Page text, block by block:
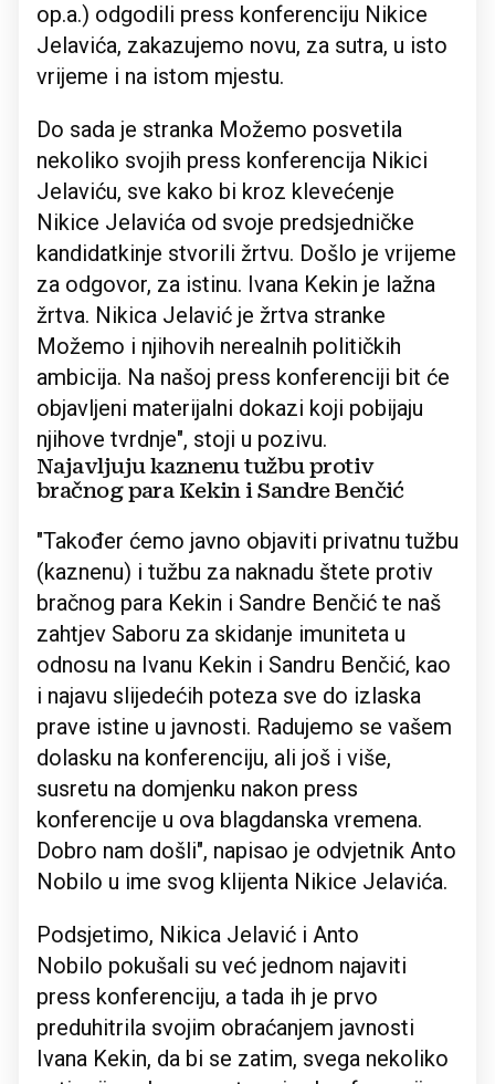
op.a.) odgodili press konferenciju Nikice
Jelavića, zakazujemo novu, za sutra, u isto
vrijeme i na istom mjestu.
Do sada je stranka Možemo posvetila
nekoliko svojih press konferencija Nikici
Jelaviću, sve kako bi kroz klevećenje
Nikice Jelavića od svoje predsjedničke
kandidatkinje stvorili žrtvu. Došlo je vrijeme
za odgovor, za istinu. Ivana Kekin je lažna
žrtva. Nikica Jelavić je žrtva stranke
Možemo i njihovih nerealnih političkih
ambicija. Na našoj press konferenciji bit će
objavljeni materijalni dokazi koji pobijaju
njihove tvrdnje", stoji u pozivu.
Najavljuju kaznenu tužbu protiv
bračnog para Kekin i Sandre Benčić
"Također ćemo javno objaviti privatnu tužbu
(kaznenu) i tužbu za naknadu štete protiv
bračnog para Kekin i Sandre Benčić te naš
zahtjev Saboru za skidanje imuniteta u
odnosu na Ivanu Kekin i Sandru Benčić, kao
i najavu slijedećih poteza sve do izlaska
prave istine u javnosti. Radujemo se vašem
dolasku na konferenciju, ali još i više,
susretu na domjenku nakon press
konferencije u ova blagdanska vremena.
Dobro nam došli", napisao je odvjetnik Anto
Nobilo u ime svog klijenta Nikice Jelavića.
Podsjetimo, Nikica Jelavić i Anto
Nobilo pokušali su već jednom najaviti
press konferenciju, a tada ih je prvo
preduhitrila svojim obraćanjem javnosti
Ivana Kekin, da bi se zatim, svega nekoliko